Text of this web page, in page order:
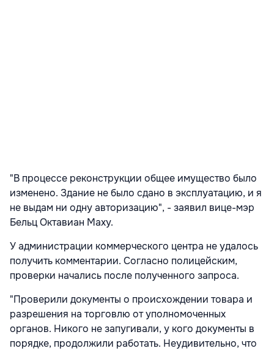
"В процессе реконструкции общее имущество было
изменено. Здание не было сдано в эксплуатацию, и я
не выдам ни одну авторизацию", - заявил вице-мэр
Бельц Октавиан Маху.
У администрации коммерческого центра не удалось
получить комментарии. Согласно полицейским,
проверки начались после полученного запроса.
"Проверили документы о происхождении товара и
разрешения на торговлю от уполномоченных
органов. Никого не запугивали, у кого документы в
порядке, продолжили работать. Неудивительно, что